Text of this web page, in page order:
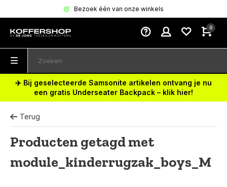
Bezoek één van onze winkels
0
✈️ Bij geselecteerde Samsonite artikelen ontvang je nu
een gratis Underseater Backpack – klik hier!
Terug
Producten getagd met
module_kinderrugzak_boys_M